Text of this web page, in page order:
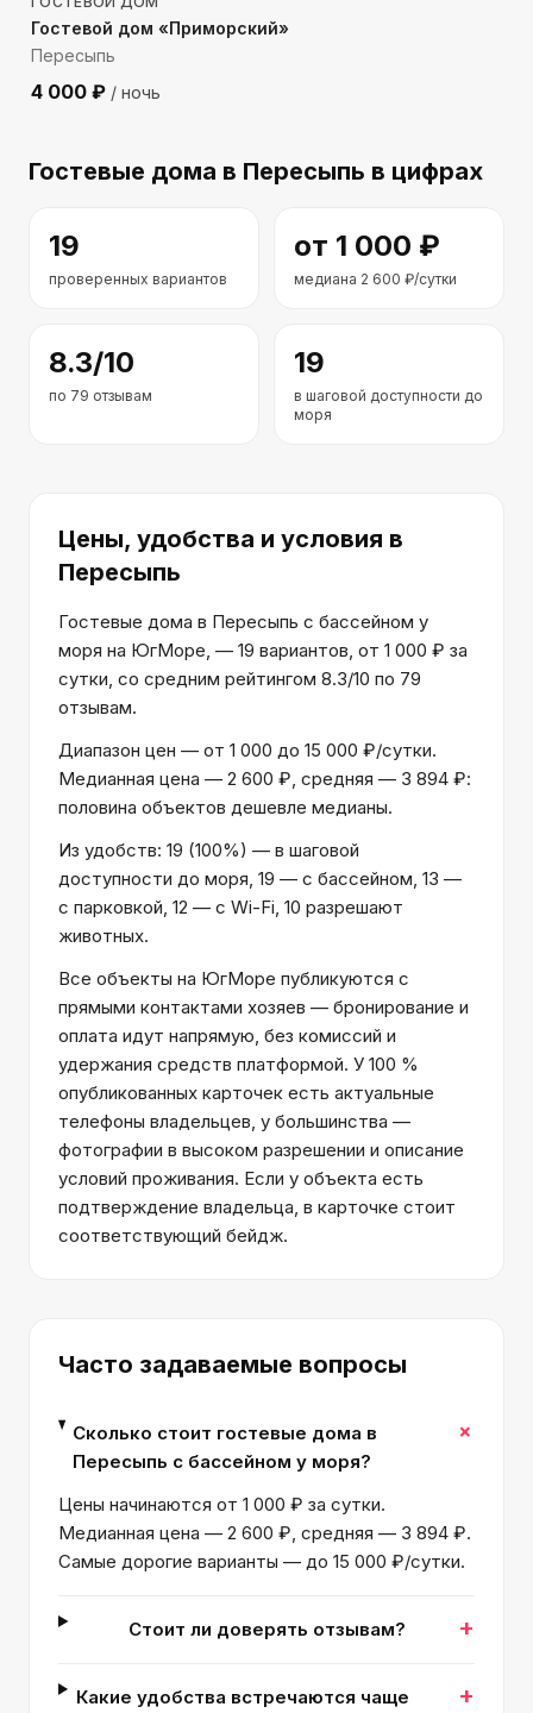
Гостевой дом «Приморский»
Пересыпь
4 000 ₽ / ночь
Гостевые дома в Пересыпь в цифрах
19
проверенных вариантов
от 1 000 ₽
медиана 2 600 ₽/сутки
8.3/10
по 79 отзывам
19
в шаговой доступности до
моря
Цены, удобства и условия в
Пересыпь
Гостевые дома в Пересыпь с бассейном у
моря на ЮгМоре, — 19 вариантов, от 1 000 ₽ за
сутки, со средним рейтингом 8.3/10 по 79
отзывам.
Диапазон цен — от 1 000 до 15 000 ₽/сутки.
Медианная цена — 2 600 ₽, средняя — 3 894 ₽:
половина объектов дешевле медианы.
Из удобств: 19 (100%) — в шаговой
доступности до моря, 19 — с бассейном, 13 —
с парковкой, 12 — с Wi-Fi, 10 разрешают
животных.
Все объекты на ЮгМоре публикуются с
прямыми контактами хозяев — бронирование и
оплата идут напрямую, без комиссий и
удержания средств платформой. У 100 %
опубликованных карточек есть актуальные
телефоны владельцев, у большинства —
фотографии в высоком разрешении и описание
условий проживания. Если у объекта есть
подтверждение владельца, в карточке стоит
соответствующий бейдж.
Часто задаваемые вопросы
Сколько стоит гостевые дома в
Пересыпь с бассейном у моря?
+
Цены начинаются от 1 000 ₽ за сутки.
Медианная цена — 2 600 ₽, средняя — 3 894 ₽.
Самые дорогие варианты — до 15 000 ₽/сутки.
Стоит ли доверять отзывам? +
Какие удобства встречаются чаще
+